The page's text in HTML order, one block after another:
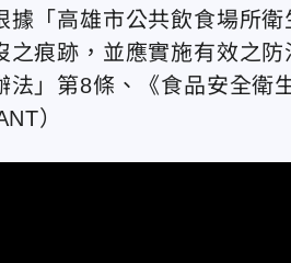
據「高雄市公共飲食場所
之痕跡，並應實施有效之
法」第8條、《食品安全衛
）